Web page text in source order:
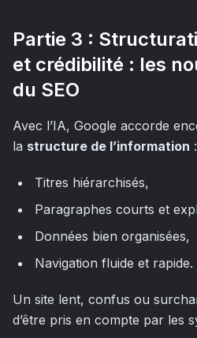
Partie 3 :
et crédibilité : les
du SEO
Avec l’IA, Google accorde
la structure de l’information :
Titres hiérarchisés,
Paragraphes courts et
Données bien organisées,
Navigation fluide et rapide.
Un site lent, confus ou
d’être pris en compte par les